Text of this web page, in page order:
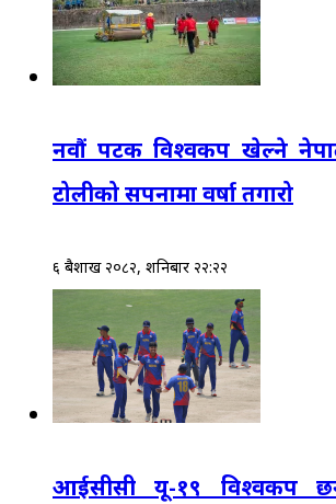
नवौं पटक विश्वकप खेल्ने
टोलीको सपनामा वर्षा तगारो
६ बैशाख २०८२, शनिबार २२:२२
आईसीसी यू-१९ विश्वकप